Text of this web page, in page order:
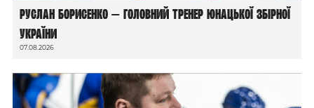
Руслан Борисенко — головний тренер юнацької збірної
України
07.08.2026